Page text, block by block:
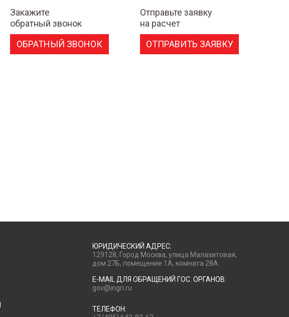
Закажите
обратный звонок
ОБРАТНЫЙ ЗВОНОК
Отправьте заявку
на расчет
ОТПРАВИТЬ ЗАЯВКУ
ЮРИДИЧЕСКИЙ АДРЕС:
129128, Город Москва, улица Малахитовая,
дом 27Б, помещение 1А, комната 28А
E-MAIL ДЛЯ ОБРАЩЕНИЙ ГОС. ОРГАНОВ:
gov@ingri.ru
ТЕЛЕФОН: